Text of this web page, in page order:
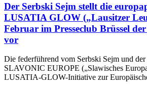
Der Serbski Sejm stellt die
LUSATIA GLOW („Lausitzer
Februar im Presseclub Brüssel
vor
Die federführend vom Serbski Sejm und
SLAVONIC EUROPE („Slawisches
LUSATIA-GLOW-Initiative zur